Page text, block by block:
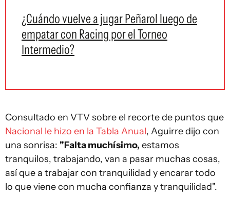
¿Cuándo vuelve a jugar Peñarol luego de
empatar con Racing por el Torneo
Intermedio?
Consultado en VTV sobre el recorte de puntos que
Nacional le hizo en la Tabla Anual, Aguirre dijo con
una sonrisa: "Falta muchísimo, estamos
tranquilos, trabajando, van a pasar muchas cosas,
así que a trabajar con tranquilidad y encarar todo
lo que viene con mucha confianza y tranquilidad".